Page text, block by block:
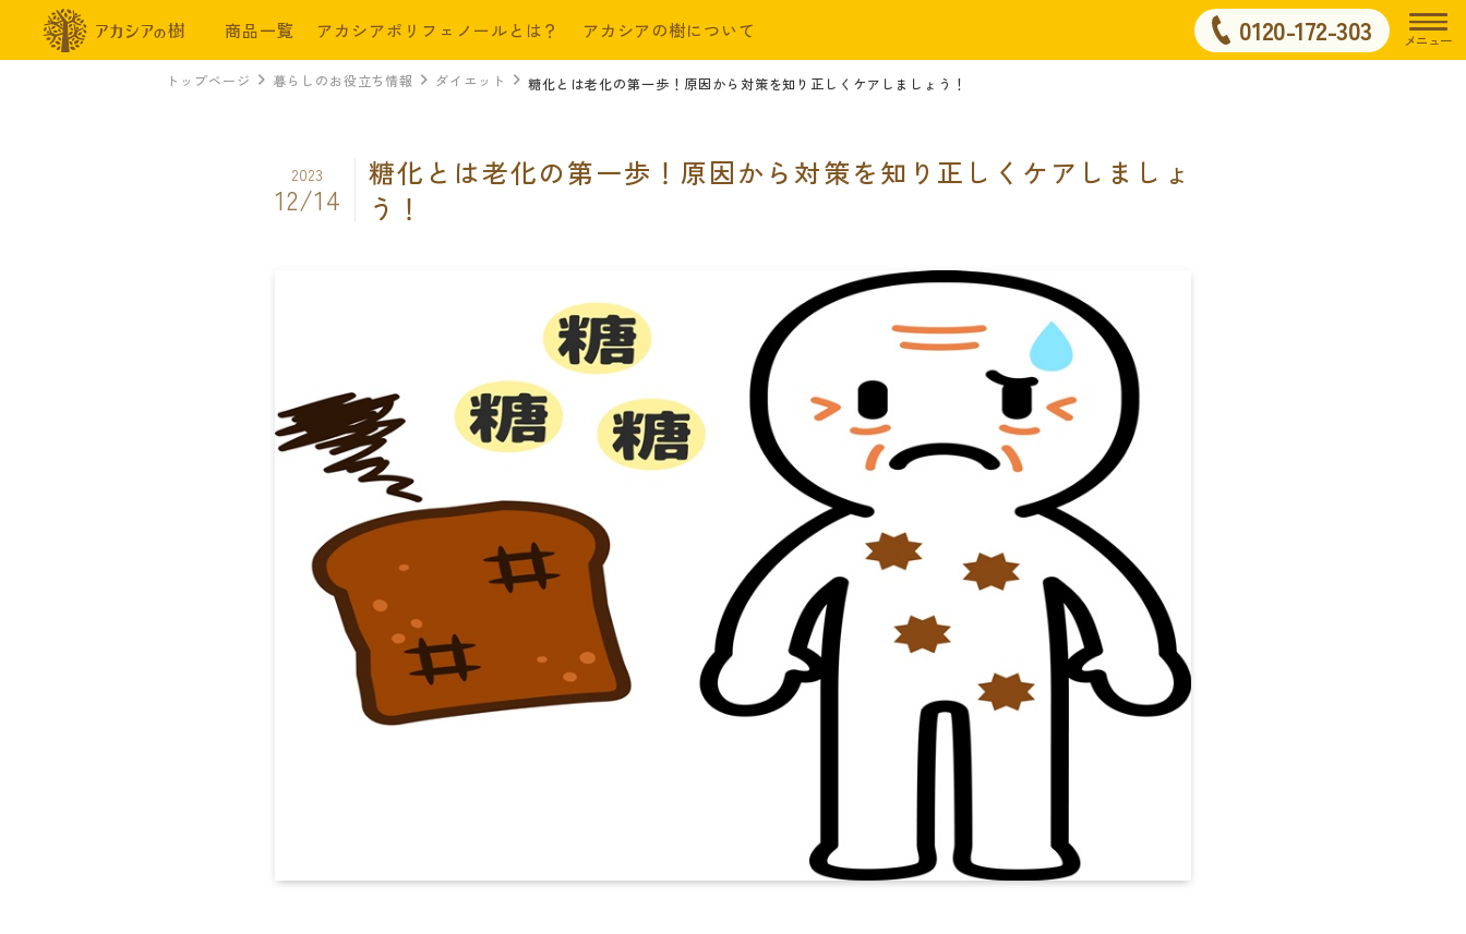
メニュー
商品一覧 アカシアポリフェノールとは？ アカシアの樹について 0120-172-303
トップページ 暮らしのお役立ち情報 ダイエット 糖化とは老化の第一歩！原因から対策を知り正しくケアしましょう！
糖化とは老化の第一歩！原因から対策を知り正しくケアしましょ
う！
2023
12/14